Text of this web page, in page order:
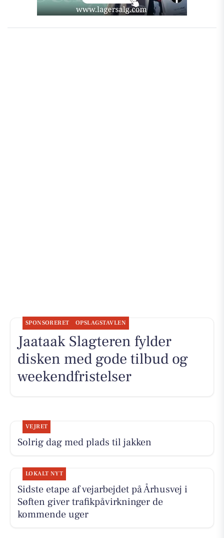
SPONSORERET OPSLAGSTAVLEN
Jaataak Slagteren fylder
disken med gode tilbud og
weekendfristelser
VEJRET
Solrig dag med plads til jakken
LOKALT NYT
Sidste etape af vejarbejdet på Århusvej i
Søften giver trafikpåvirkninger de
kommende uger